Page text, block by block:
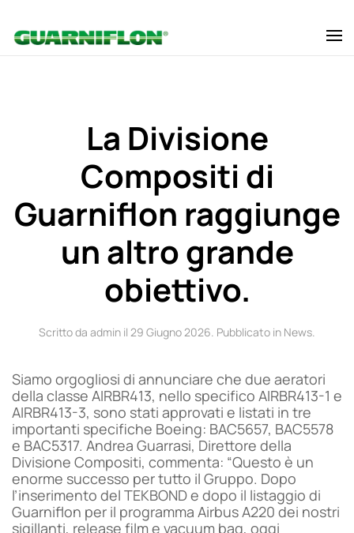
Skip to main content
La Divisione
Compositi di
Guarniflon raggiunge
un altro grande
obiettivo.
Scritto da admin il 29 Giugno 2026. Pubblicato in News.
Siamo orgogliosi di annunciare che due aeratori
della classe AIRBR413, nello specifico AIRBR413-1 e
AIRBR413-3, sono stati approvati e listati in tre
importanti specifiche Boeing: BAC5657, BAC5578
e BAC5317. Andrea Guarrasi, Direttore della
Divisione Compositi, commenta: “Questo è un
enorme successo per tutto il Gruppo. Dopo
l’inserimento del TEKBOND e dopo il listaggio di
Guarniflon per il programma Airbus A220 dei nostri
sigillanti, release film e vacuum bag, oggi